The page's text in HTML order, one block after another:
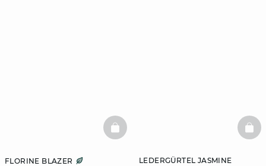
FLORINE BLAZER
BASKETFULL
LEDERGÜRTEL JASMINE